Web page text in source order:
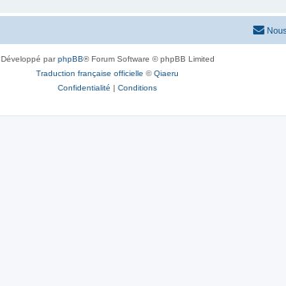
Développé parphpBB® Forum Software © phpBB Limited
Traduction française officielle ©Qiaeru
Confidentialité | Conditions